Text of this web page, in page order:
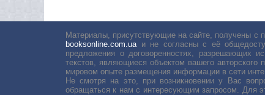
Материалы, присутствующие на сайте, получены с
booksonline.com.ua и не согласны с её
предложения о договоренностях, разрешающих
текстов, являющиеся объектом вашего
мировом опыте размещения информации в сети
Не смотря на это, при возникновении у Вас
обращаться к нам с интересующим запросом. Для